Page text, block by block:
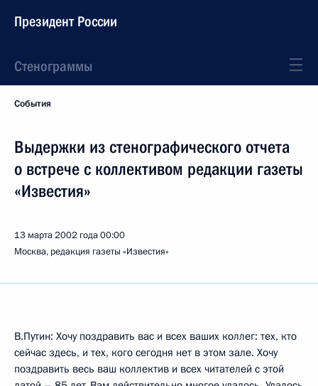
Президент России
Стенограммы
События
Выдержки из стенографического отчета
о встрече с коллективом редакции газеты
«Известия»
13 марта 2002 года00:00
Москва, редакция газеты «Известия»
В.Путин: Хочу поздравить вас и всех ваших коллег: тех, кто
сейчас здесь, и тех, кого сегодня нет в этом зале. Хочу
поздравить весь ваш коллектив и всех читателей с этой